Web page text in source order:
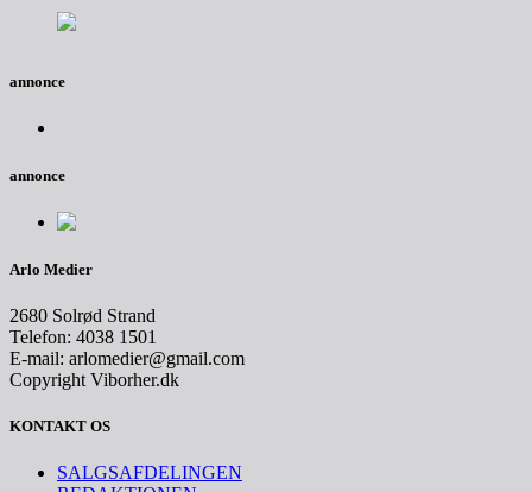
annonce
annonce
Arlo Medier
2680 Solrød Strand
Telefon: 4038 1501
E-mail: arlomedier@gmail.com
Copyright Viborher.dk
KONTAKT OS
SALGSAFDELINGEN